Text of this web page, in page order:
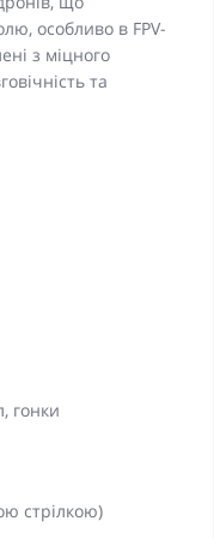
особливо в FPV-
з міцного
та
гонки
стрілкою)